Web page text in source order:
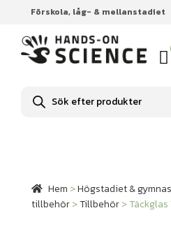
Förskola, låg- & mellanstadiet
Produktsökning
Hem Högstadiet & gymnasiet
Tillbehör
Täckglas 1000 st
Hem >Högstadiet &
tillbehör>Tillbehör>